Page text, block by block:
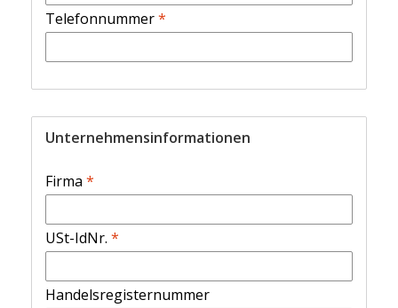
Telefonnummer*
Unternehmensinformationen
Firma *
USt-IdNr. *
Handelsregisternummer